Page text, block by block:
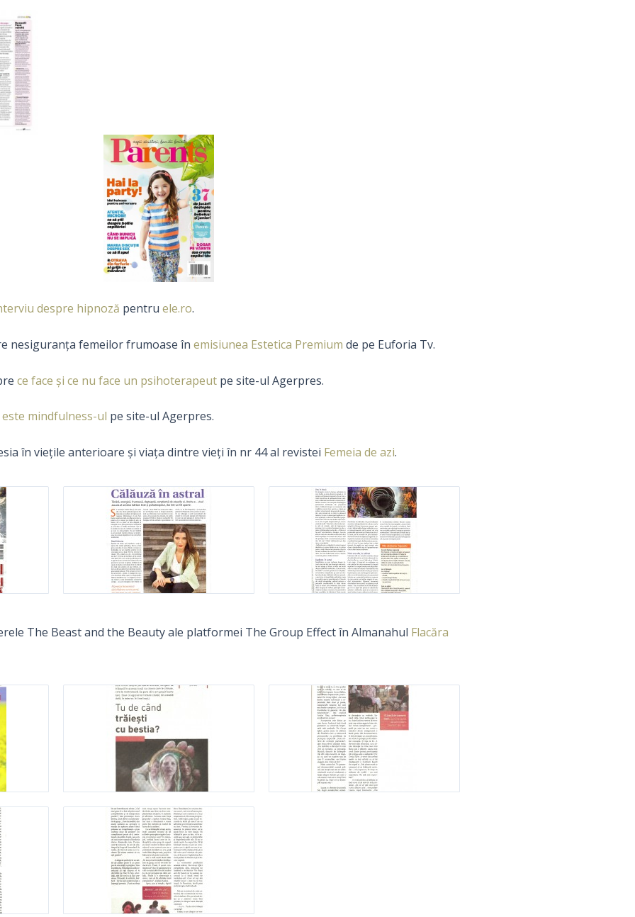
despre hipnoză pentru ele.ro.
nesiguranța femeilor frumoase în emisiunea Estetica Premium de pe Euforia Tv.
ce face şi ce nu face un psihoterapeut pe site-ul Agerpres.
este mindfulness-ul pe site-ul Agerpres.
în vieţile anterioare şi viaţa dintre vieţi în nr 44 al revistei Femeia de azi.
The Beast and the Beauty ale platformei The Group Effect în Almanahul Flacăra